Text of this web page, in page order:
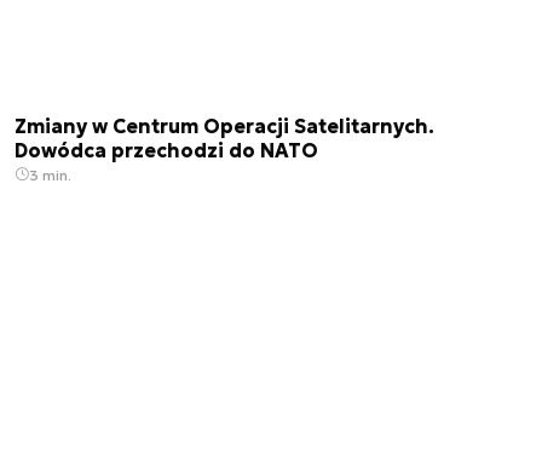
Zmiany w Centrum Operacji Satelitarnych.
Dowódca przechodzi do NATO
3 min.